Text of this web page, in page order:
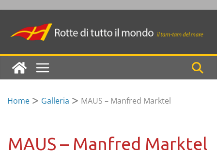
to
Home Galleria MAUS – Manfred Marktel
MAUS – Manfred Marktel